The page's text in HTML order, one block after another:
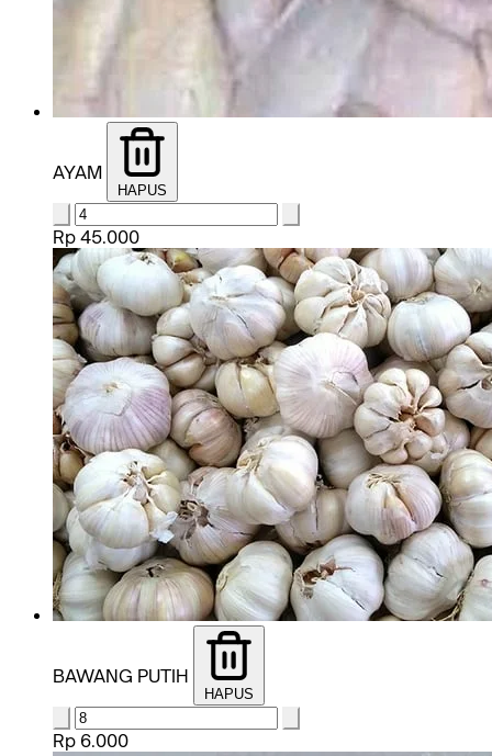
AYAM
HAPUS
Rp 45.000
BAWANG PUTIH
HAPUS
Rp 6.000